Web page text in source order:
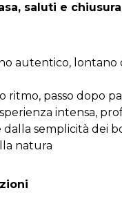
saluti e
autentico, lontano
passo dopo
intensa,
dalla semplicità dei
natura